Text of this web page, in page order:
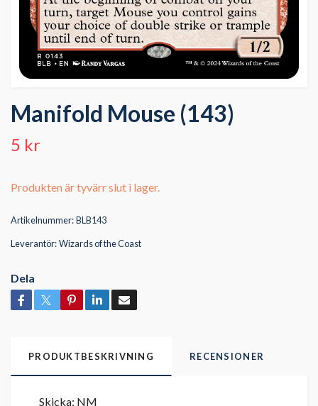
Manifold Mouse (143)
5 kr
Produkten är tyvärr slut i lager.
Artikelnummer:BLB143
Leverantör:Wizards of the Coast
Dela
PRODUKTBESKRIVNING RECENSIONER
Skicka: NM